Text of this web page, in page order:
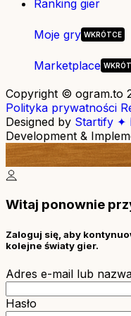
Ranking gier
Moje gry
Marketplace
Copyright © ogram.to
Polityka prywatności
Designed by Startify ✦
Development &
Witaj ponownie
Zaloguj się, aby
kolejne światy gier.
Adres e-mail lub
Hasło